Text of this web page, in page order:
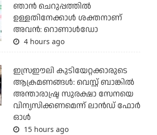
ഞാന്‍ ചെറുപ്പത്തില്‍
ഉള്ളതിനേക്കാള്‍ ശക്തനാണ്
അവന്‍: റൊണാള്‍ഡോ
4 hours ago
ഇസ്രഈലി കുടിയേറ്റക്കാരുടെ
ആക്രമണങ്ങള്‍: വെസ്റ്റ് ബാങ്കില്‍
അന്താരാഷ്ട്ര സുരക്ഷാ സേനയെ
വിന്യസിക്കണമെന്ന് ലാന്‍ഡ് ഫോര്‍
ഓള്‍
15 hours ago